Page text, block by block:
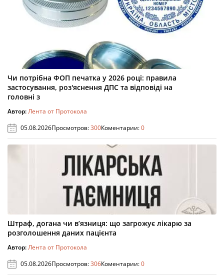
Чи потрібна ФОП печатка у 2026 році: правила
застосування, роз'яснення ДПС та відповіді на
головні з
Автор:Лента от Протокола
05.08.2026Просмотров:300Коментарии:0
Штраф, догана чи в’язниця: що загрожує лікарю за
розголошення даних пацієнта
Автор:Лента от Протокола
05.08.2026Просмотров:306Коментарии:0